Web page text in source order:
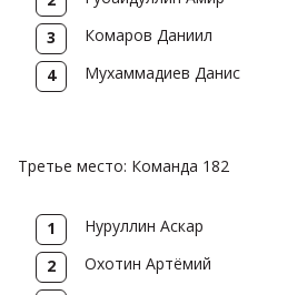
Комаров Даниил
Мухаммадиев Данис
Третье место: Команда 182
Нуруллин Аскар
Охотин Артёмий